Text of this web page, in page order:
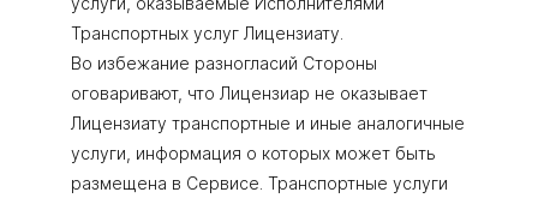
Транспортных услуг Лицензиату.
Во избежание разногласий Стороны
оговаривают, что Лицензиар не оказывает
Лицензиату транспортные и иные аналогичные
услуги, информация о которых может быть
размещена в Сервисе. Транспортные услуги